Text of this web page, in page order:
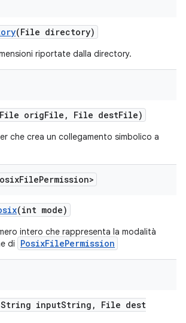
(File directory)
riportate dalla directory.
origFile , File destFile)
che crea un collegamento simbolico a
FilePermission>
(int mode)
intero che rappresenta la modalità
di
PosixFilePermission
inputString ,
File dest